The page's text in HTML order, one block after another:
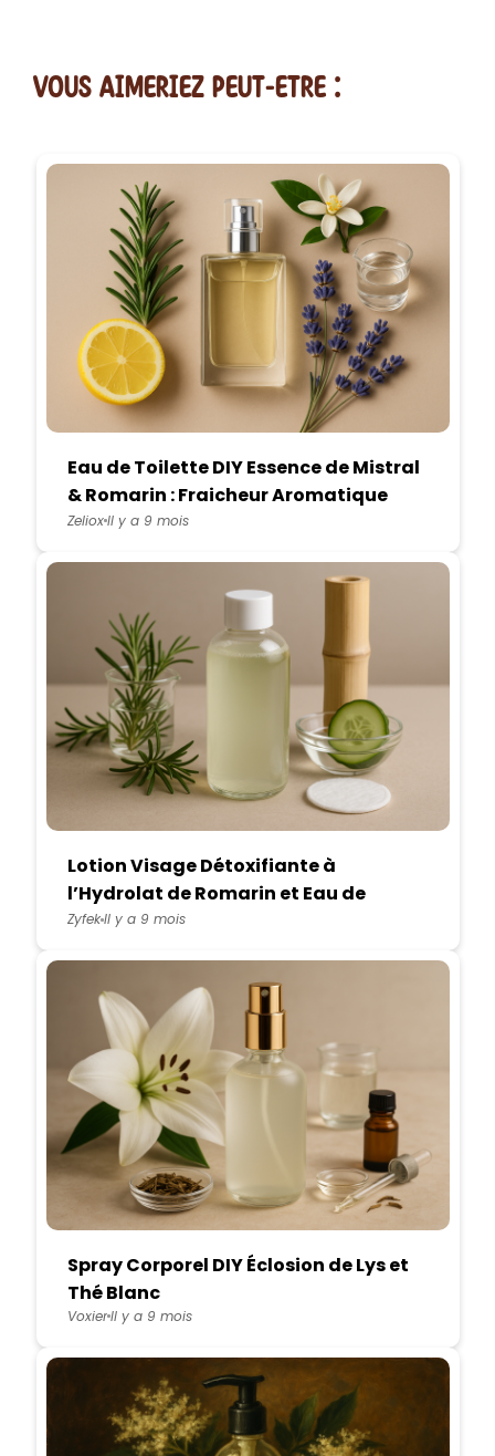
vous AIMERiEZ PEUT-ETRE :
Eau de Toilette DIY Essence de Mistral
& Romarin : Fraicheur Aromatique
Méditerranéenne
ZelioxIl y a 9 mois
Lotion Visage Détoxifiante à
l’Hydrolat de Romarin et Eau de
Bambou
ZyfekIl y a 9 mois
Spray Corporel DIY Éclosion de Lys et
Thé Blanc
VoxierIl y a 9 mois